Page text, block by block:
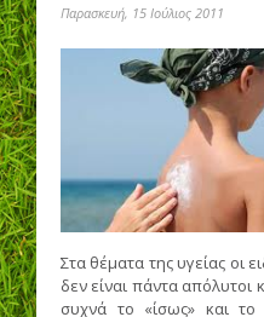
Παρασκευή, 15 Ιούλιος 2011
Στα θέματα της υγείας οι
δεν είναι πάντα απόλυτοι
συχνά το «ίσως» και το